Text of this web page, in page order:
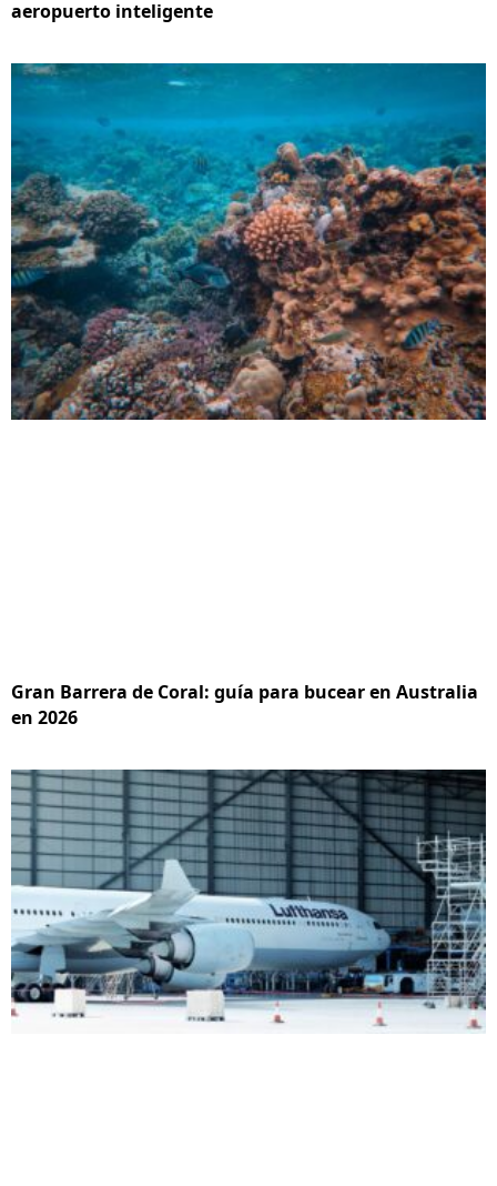
aeropuerto inteligente
Gran Barrera de Coral: guía para bucear en Australia
en 2026